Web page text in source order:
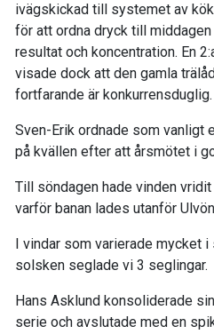
ivägskickad till systemet av
för att ordna dryck till
resultat och koncentration. En
visade dock att den gamla
fortfarande är konkurrensduglig.
Sven-Erik ordnade som vanligt
på kvällen efter att årsmötet i
Till söndagen hade vinden
varför banan lades utanför
I vindar som varierade mycket
solsken seglade vi 3 seglingar.
Hans Asklund konsoliderade
serie och avslutade med en